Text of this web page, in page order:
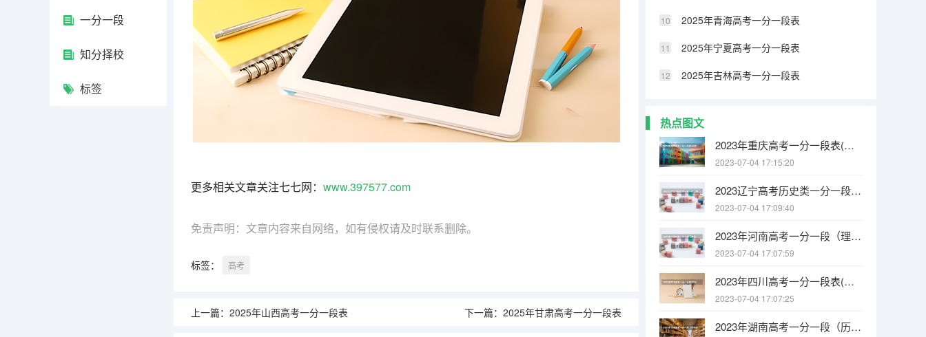
一分一段
知分择校
标签
更多相关文章关注七七网： www.397577.com
免责声明：文章内容来自网络，如有侵权请及时联系删除。
标签： 高考
上一篇： 2025年山西高考一分一段表 下一篇： 2025年甘肃高考一分一段表
2025年青海高考一分一段表
2025年宁夏高考一分一段表
2025年吉林高考一分一段表
热点图文
2023年重庆高考一分一段表(历史类)
2023-07-04 17:15:20
2023辽宁高考历史类一分一段（物理类）表
2023-07-04 17:09:40
2023年河南高考一分一段（理科）表
2023-07-04 17:07:59
2023年四川高考一分一段表(文科)
2023-07-04 17:07:25
2023年湖南高考一分一段（历史类）表